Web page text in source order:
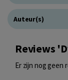
Auteur(s)
Reviews
Er zijn nog geen